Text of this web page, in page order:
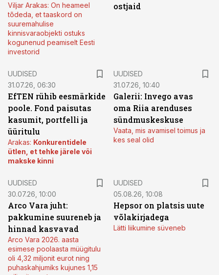
Viljar Arakas: On heameel
tõdeda, et taaskord on
suuremahulise
kinnisvaraobjekti ostuks
kogunenud peamiselt Eesti
investorid
ostjaid
UUDISED
31.07.26, 06:30
EfTEN rühib eesmärkide
poole. Fond paisutas
kasumit, portfelli ja
üüritulu
Arakas: Konkurentidele
ütlen, et tehke järele või
makske kinni
UUDISED
31.07.26, 10:40
Galerii: Invego avas
oma Riia arenduses
sündmuskeskuse
Vaata, mis avamisel toimus ja
kes seal olid
UUDISED
30.07.26, 10:00
Arco Vara juht:
pakkumine suureneb ja
hinnad kasvavad
Arco Vara 2026. aasta
esimese poolaasta müügitulu
oli 4,32 miljonit eurot ning
puhaskahjumiks kujunes 1,15
UUDISED
05.08.26, 10:08
Hepsor on platsis uute
võlakirjadega
Lätti liikumine süveneb